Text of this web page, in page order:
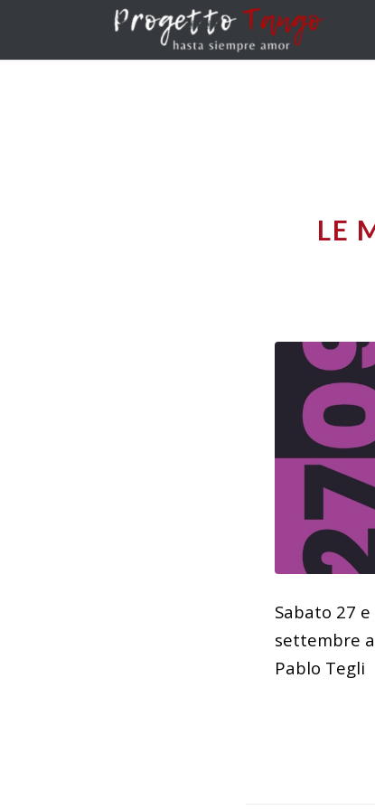
LE
Sabato 27
settembre
Pablo Tegli